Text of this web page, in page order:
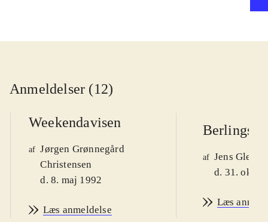
Anmeldelser (12)
Weekendavisen
af Jørgen Grønnegård
Christensen
d. 8. maj 1992
Læs anmeldelse
af Jens
d. 31. okt.
Læs